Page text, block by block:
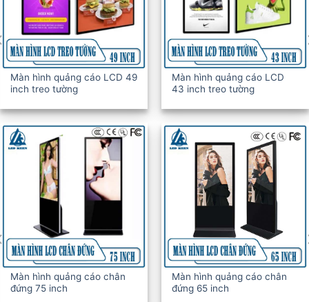
Màn hình quảng cáo LCD 49
inch treo tường
Màn hình quảng cáo LCD
43 inch treo tường
Màn hình quảng cáo chân
đứng 75 inch
Màn hình quảng cáo chân
đứng 65 inch